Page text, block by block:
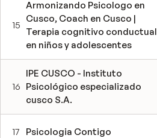
15
Armonizando Psicologo en
Cusco, Coach en Cusco |
Terapia cognitivo conductual
en niños y adolescentes
16
IPE CUSCO - Instituto
Psicológico especializado
cusco S.A.
17 Psicologia Contigo